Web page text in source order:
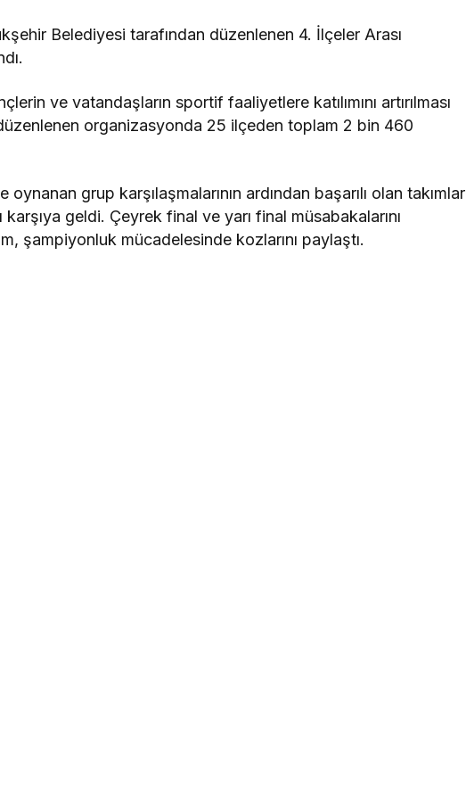
Belediyesi tarafından düzenlenen 4. İlçeler Arası
ve vatandaşların sportif faaliyetlere katılımını artırılması
organizasyonda 25 ilçeden toplam 2 bin 460
grup karşılaşmalarının ardından başarılı olan takımlar
karşıya geldi. Çeyrek final ve yarı final müsabakalarını
şampiyonluk mücadelesinde kozlarını paylaştı.